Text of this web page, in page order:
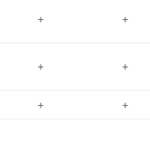
+ +
+ +
+
+